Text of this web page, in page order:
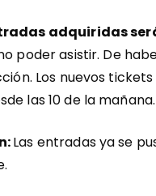
adquiridas
poder asistir. De
Los nuevos
las 10 de la
Las entradas ya se